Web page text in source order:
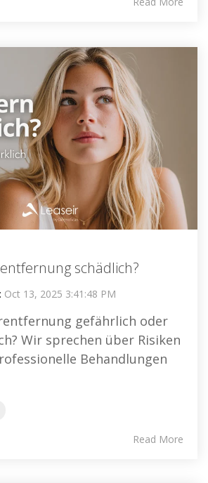
schädlich?
: Oct 13, 2025 3:41:48 PM
gefährlich oder
Wir sprechen über Risiken
Behandlungen
Read More